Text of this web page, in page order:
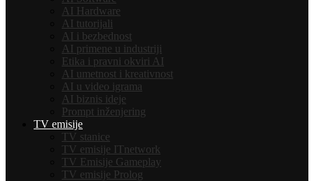
AI Hardware
AI tutorijali
AI i bezbednost
AI primene u industriji
Etika i pravni okviri AI
AI umetnost i kreativnost
AI u video igrama
AI biznis ideje
Prompt inženjering
TV emisije
TV stanice
TV emisije ITnetwork
TV Emisije Gameplay
TV emisije Prolog